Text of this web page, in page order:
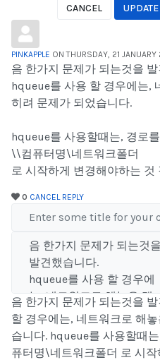
CANCEL
PINKAPPLE ON THURSDAY, 21 JANUARY
음 한가지 문제가 되는것을
hqueue를 사용 할 경우에는,
히려 문제가 되었습니다.
hqueue를 사용할때는, 경로
\\컴퓨터명\네트워크폴더
로 시작하게 변경해야하는 것
0 CANCEL REPLY
음 한가지 문제가 되는것을
할 경우에는, 네트워크로 해
습니다. hqueue를 사용할때
퓨터명\네트워크폴더 로 시